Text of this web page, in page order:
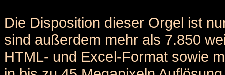
Die Disposition dieser Orgel ist
sind außerdem mehr als 7.850
HTML- und Excel-Format sowie